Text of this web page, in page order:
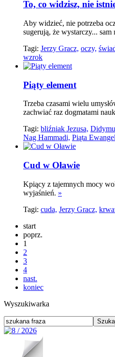
To, co widzisz, nie
Aby widzieć, nie potrzeba
sugerują, że wystarczy... sam
Tagi: Jerzy Gracz, oczy,
wzrok
Piąty element
Trzeba czasami wielu
zachwiać raz dogmatami
Tagi: bliźniak Jezusa,
Nag Hammadi, Piąta
Cud w Oławie
Kpiący z tajemnych mocy
wyjaśnień. »
Tagi: cuda, Jerzy Gracz,
start
poprz.
1
2
3
4
nast.
koniec
Wyszukiwarka